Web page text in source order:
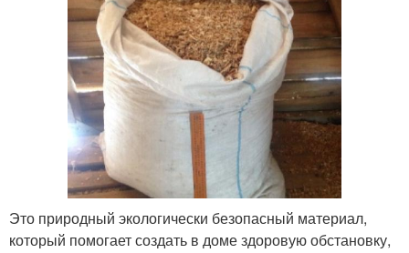
Это природный экологически безопасный материал,
который помогает создать в доме здоровую обстановку,